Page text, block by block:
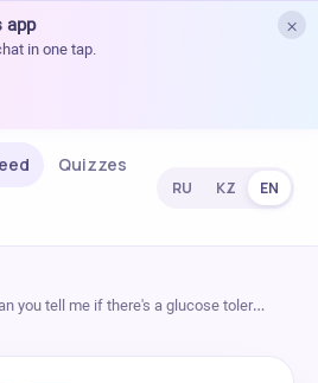
×
app
in one tap.
Quizzes
RU KZ EN
you tell me if there's a glucose toler…